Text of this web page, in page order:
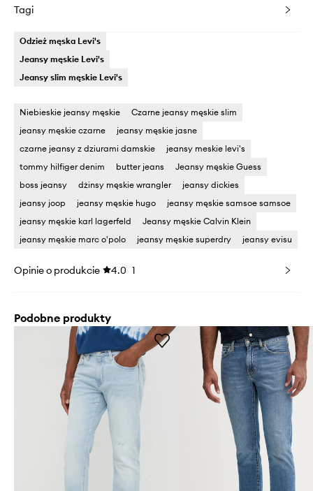
Tagi
Odzież męska Levi's
Jeansy męskie Levi's
Jeansy slim męskie Levi's
Niebieskie jeansy męskie
Czarne jeansy męskie slim
jeansy męskie czarne
jeansy męskie jasne
czarne jeansy z dziurami damskie
jeansy meskie levi's
tommy hilfiger denim
butter jeans
Jeansy męskie Guess
boss jeansy
dżinsy męskie wrangler
jeansy dickies
jeansy joop
jeansy męskie hugo
jeansy męskie samsoe samsoe
jeansy męskie karl lagerfeld
Jeansy męskie Calvin Klein
jeansy męskie marc o'polo
jeansy męskie superdry jeansy evisu
Opinie o produkcie 4.0 1
Podobne produkty